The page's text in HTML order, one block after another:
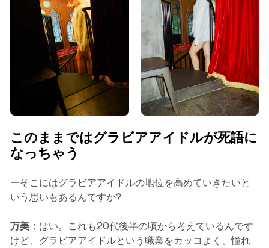
このままではグラビアアイドルが死語に
なっちゃう
ーそこにはグラビアアイドルの地位を高めていきたいと
いう思いもあるんですか?
万美： はい。これも20代後半の頃から考えているんです
けど、グラビアアイドルという職業をカッコよく、憧れ